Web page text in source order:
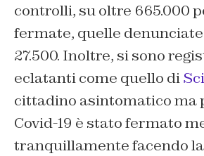
controlli, su oltre 665.000
fermate, quelle
27.500. Inoltre, si sono
eclatanti come quello di
cittadino asintomatico ma
Covid-19 è stato fermato
tranquillamente facendo